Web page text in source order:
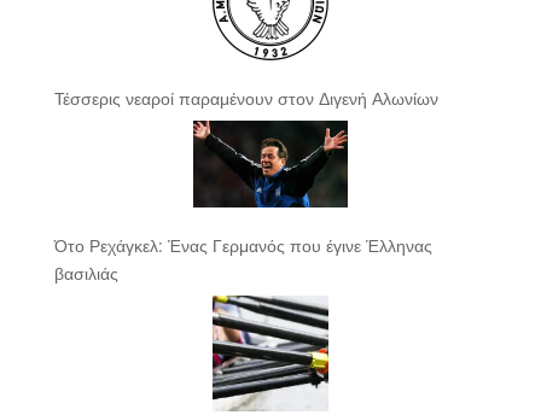
Τέσσερις νεαροί παραμένουν στον Διγενή Αλωνίων
Ότο Ρεχάγκελ: Ένας Γερμανός που έγινε Έλληνας
βασιλιάς